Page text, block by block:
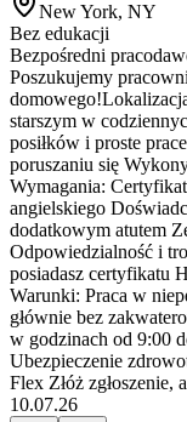
New York, NY
Bez edukacji
Bezpośredni
Poszukujemy
starszym w
posiłków i proste
poruszaniu się
Wymagania:
angielskiego
dodatkowym atutem
Odpowiedzialność i
posiadasz certyfikatu
Warunki: Praca w
głównie bez
w godzinach od 9:00
Ubezpieczenie
Flex Złóż zgłoszenie,
10.07.26